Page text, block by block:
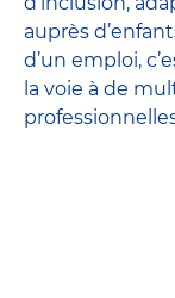
auprès
d’un emploi,
la voie à de